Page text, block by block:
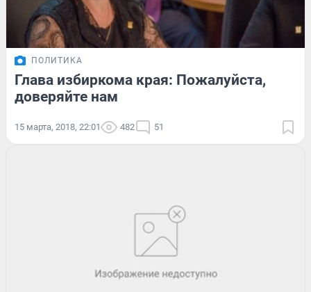
ПОЛИТИКА
Глава избиркома края: Пожалуйста,
доверяйте нам
15 марта, 2018, 22:01 482 51